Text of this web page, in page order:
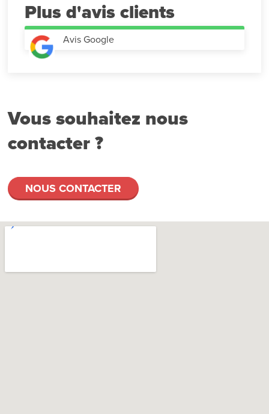
Plus d'avis
Avis Google
Vous souhaitez nous
contacter ?
NOUS CONTACTER